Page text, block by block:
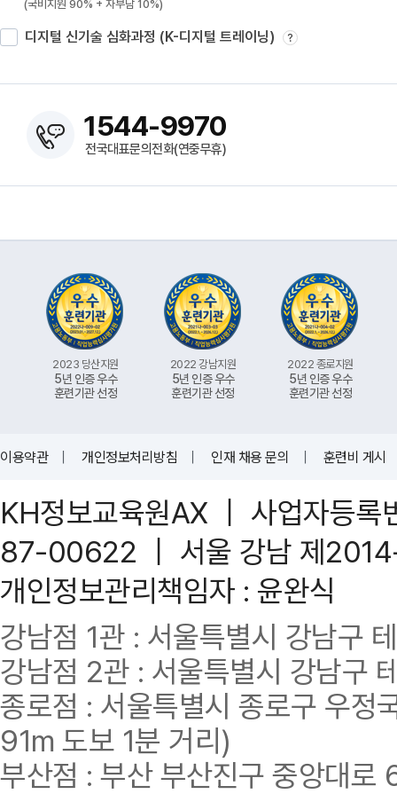
(국비지원 90% + 자부담 10%)
디지털 신기술 심화과정 (K-디지털 트레이닝) ?
1544-9970
전국대표문의전화(연중무휴)
2023 당산지원
5년 인증 우수
훈련기관 선정
2022 강남지원
5년 인증 우수
훈련기관 선정
2022 종로지원
5년 인증 우수
훈련기관 선정
이용약관 개인정보처리방침 인재 채용 문의 훈련비 게시
KH정보교육원AX ｜ 사업자등
87-00622 ｜ 서울 강남 제
개인정보관리책임자 : 윤완식
강남점 1관 : 서울특별시 강남구
강남점 2관 : 서울특별시 강남구
종로점 : 서울특별시 종로구 우
91m 도보 1분 거리)
부산점 : 부산 부산진구 중앙대